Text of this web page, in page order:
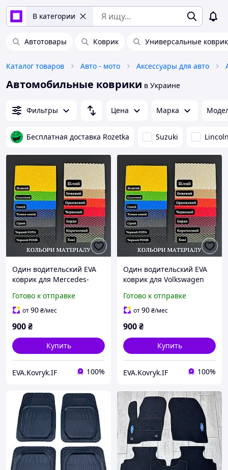
В категории
Автотовары Коврик Универсальные
Каталог товаров Авто - мото Аксессуары для авто
Автомобильные коврики в Украине
Фильтры Цена Марка
Бесплатная доставка Rozetka Suzuki
Один водительский EVA
коврик для Mercedes-
2018) коврики для
спринтер 906 EVA
Готово к отправке
от90₴/мес
900₴
Купить
EVA.Kovryk.IF 100%
Один водительский EVA
коврик для Volkswagen
коврики для фольксваген
крафтер EVA
Готово к отправке
от90₴/мес
900₴
Купить
EVA.Kovryk.IF 100%